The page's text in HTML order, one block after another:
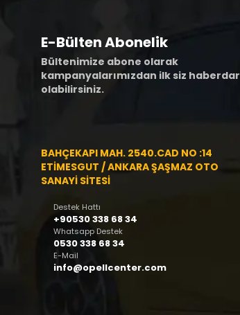
E-Bülten Abonelik
Bültenimize abone olarak
kampanyalarımızdan ilk siz haberdar
olabilirsiniz.
BAHÇEKAPI MAH. 2540.CAD NO :14
ETİMESGUT / ANKARA ŞAŞMAZ OTO
SANAYİ SİTESİ
Destek Hattı
+90530 338 68 34
Whatsapp Destek
0530 338 68 34
E-Mail
info@opellcenter.com